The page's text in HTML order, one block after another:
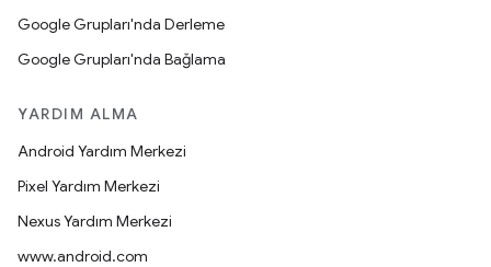
Google Grupları'nda Derleme
Google Grupları'nda Bağlama
YARDIM ALMA
Android Yardım Merkezi
Pixel Yardım Merkezi
Nexus Yardım Merkezi
www.android.com